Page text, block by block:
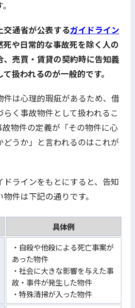
交通省が公表するガイドライン
死や日常的な事故死を除く人の
、売買・賃貸の契約時に告知義
扱われるのが一般的です。
件は心理的瑕疵があるため、借
く事故物件として扱われるこ
故物件の定義が「その物件に心
どうか」と言われるのはこれが
ドラインをもとにすると、告知
件は下記の通りです。
具体例
・自殺や他殺による死亡事案が
あった物件
・社会に大きな影響を与えた事
故・事件が発生した物件
・特殊清掃が入った物件